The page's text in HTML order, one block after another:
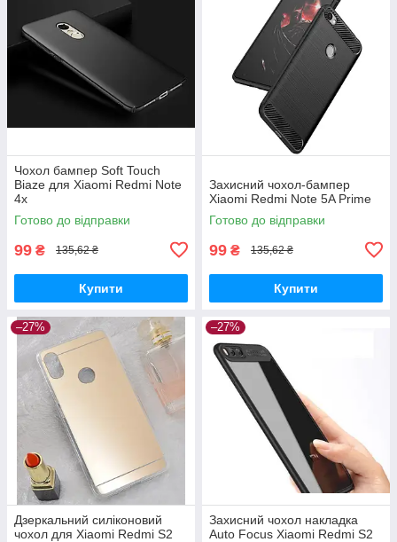
Чохол бампер Soft Touch
Biaze для Xiaomi Redmi Note
4x
Готово до відправки
99 ₴ 135,62 ₴
Купити
Захисний чохол-бампер
Xiaomi Redmi Note 5A Prime
Готово до відправки
99 ₴ 135,62 ₴
Купити
–27%
Дзеркальний силіконовий
чохол для Xiaomi Redmi S2
–27%
Захисний чохол накладка
Auto Focus Xiaomi Redmi S2